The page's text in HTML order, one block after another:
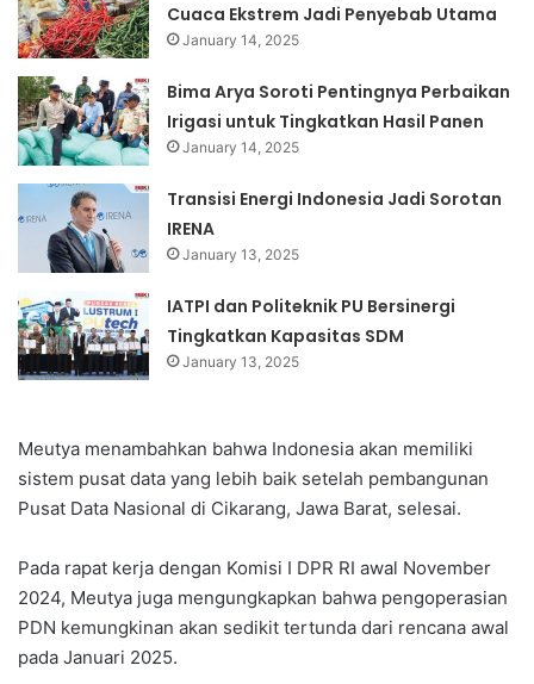
Cuaca Ekstrem Jadi Penyebab Utama
January 14, 2025
Bima Arya Soroti Pentingnya Perbaikan
Irigasi untuk Tingkatkan Hasil Panen
January 14, 2025
Transisi Energi Indonesia Jadi Sorotan
IRENA
January 13, 2025
IATPI dan Politeknik PU Bersinergi
Tingkatkan Kapasitas SDM
January 13, 2025
Meutya menambahkan bahwa Indonesia akan memiliki
sistem pusat data yang lebih baik setelah pembangunan
Pusat Data Nasional di Cikarang, Jawa Barat, selesai.
Pada rapat kerja dengan Komisi I DPR RI awal November
2024, Meutya juga mengungkapkan bahwa pengoperasian
PDN kemungkinan akan sedikit tertunda dari rencana awal
pada Januari 2025.